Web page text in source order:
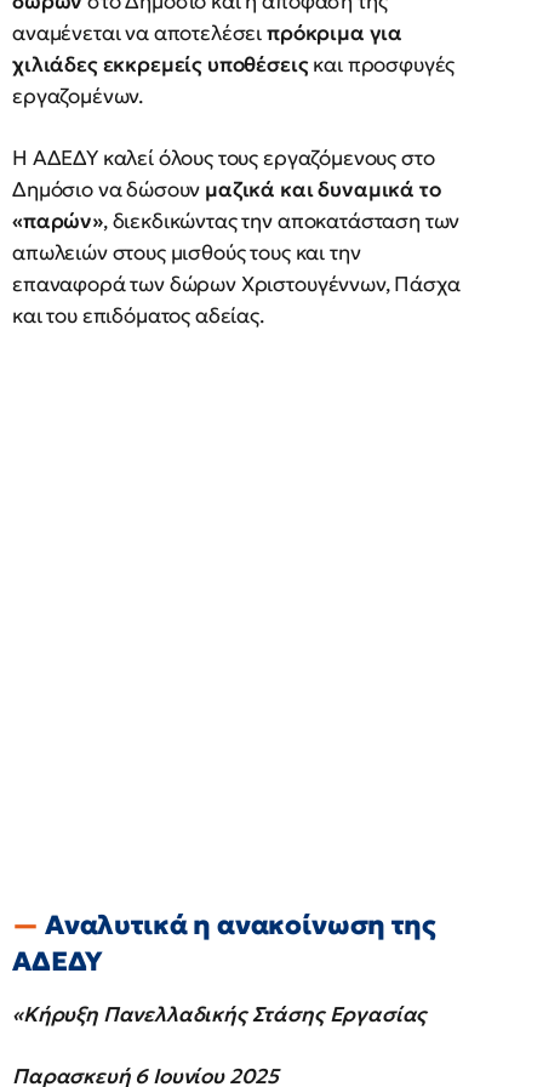
αναμένεται να αποτελέσειπρόκριμα για
χιλιάδες εκκρεμείς υποθέσειςκαι προσφυγές
εργαζομένων.
Η ΑΔΕΔΥ καλεί όλους τους εργαζόμενους στο
Δημόσιο να δώσουν μαζικά και δυναμικά το
«παρών», διεκδικώντας την αποκατάσταση των
απωλειών στους μισθούς τους και την
επαναφορά των δώρων Χριστουγέννων, Πάσχα
και του επιδόματος αδείας.
Αναλυτικά η ανακοίνωση της
ΑΔΕΔΥ
«Κήρυξη Πανελλαδικής Στάσης Εργασίας
Παρασκευή 6 Ιουνίου 2025